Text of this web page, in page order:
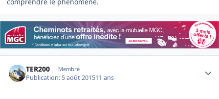
TER200 Membre
Publication: 5 août 201511 ans